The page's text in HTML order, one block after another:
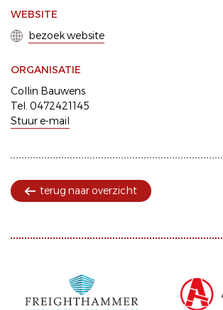
WEBSITE
bezoek website
ORGANISATIE
Collin Bauwens
Tel. 0472421145
Stuur e-mail
terug naar overzicht